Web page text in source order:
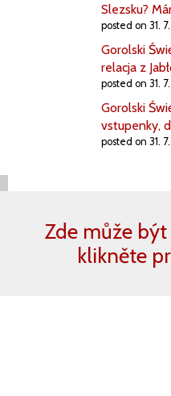
Slezsku?
posted on 31.
Gorolski
relacja z
posted on 31.
Gorolski
vstupenky,
posted on 31.
Zde může
klikněte